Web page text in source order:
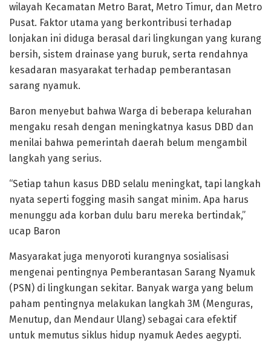
wilayah Kecamatan Metro Barat, Metro Timur, dan Metro
Pusat. Faktor utama yang berkontribusi terhadap
lonjakan ini diduga berasal dari lingkungan yang kurang
bersih, sistem drainase yang buruk, serta rendahnya
kesadaran masyarakat terhadap pemberantasan
sarang nyamuk.
Baron menyebut bahwa Warga di beberapa kelurahan
mengaku resah dengan meningkatnya kasus DBD dan
menilai bahwa pemerintah daerah belum mengambil
langkah yang serius.
“Setiap tahun kasus DBD selalu meningkat, tapi langkah
nyata seperti fogging masih sangat minim. Apa harus
menunggu ada korban dulu baru mereka bertindak,”
ucap Baron
Masyarakat juga menyoroti kurangnya sosialisasi
mengenai pentingnya Pemberantasan Sarang Nyamuk
(PSN) di lingkungan sekitar. Banyak warga yang belum
paham pentingnya melakukan langkah 3M (Menguras,
Menutup, dan Mendaur Ulang) sebagai cara efektif
untuk memutus siklus hidup nyamuk Aedes aegypti.